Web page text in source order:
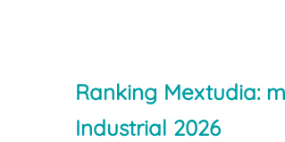
Ranking Mextudia:
Industrial 2026